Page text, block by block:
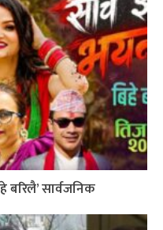
बरिलै’ सार्वजनिक